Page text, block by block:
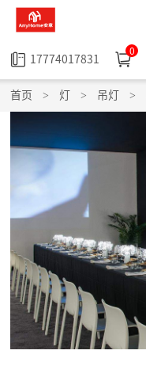
17774017831
0
首页 > 灯 > 吊灯 >